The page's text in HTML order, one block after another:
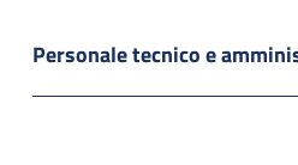
Personale tecnico e